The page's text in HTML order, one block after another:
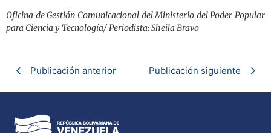
Oficina de Gestión Comunicacional del Ministerio del Poder Popular
para Ciencia y Tecnología/ Periodista: Sheila Bravo
Publicación anterior Publicación siguiente